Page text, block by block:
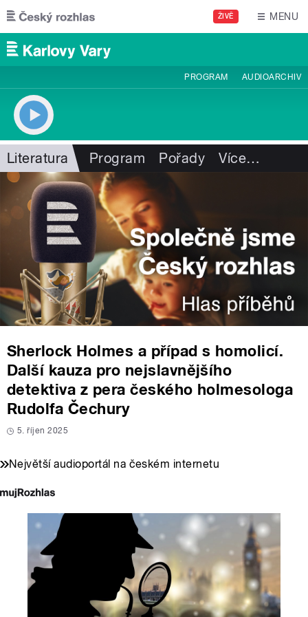
Přejít k hlavnímu obsahu
ŽIVĚ MENU
PROGRAM AUDIOARCHIV
Literatura Program Pořady Více…
Sherlock Holmes a případ s homolicí.
Další kauza pro nejslavnějšího
detektiva z pera českého holmesologa
Rudolfa Čechury
5. říjen 2025
Největší audioportál na českém internetu